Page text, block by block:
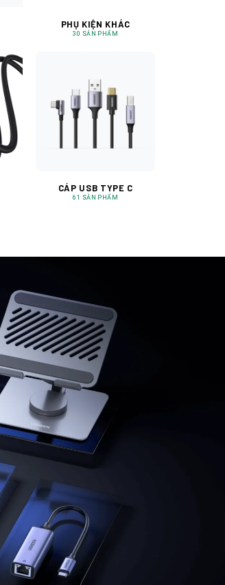
PHỤ KIỆN KHÁC
30 SẢN PHẨM
CÁP USB TYPE C
61 SẢN PHẨM